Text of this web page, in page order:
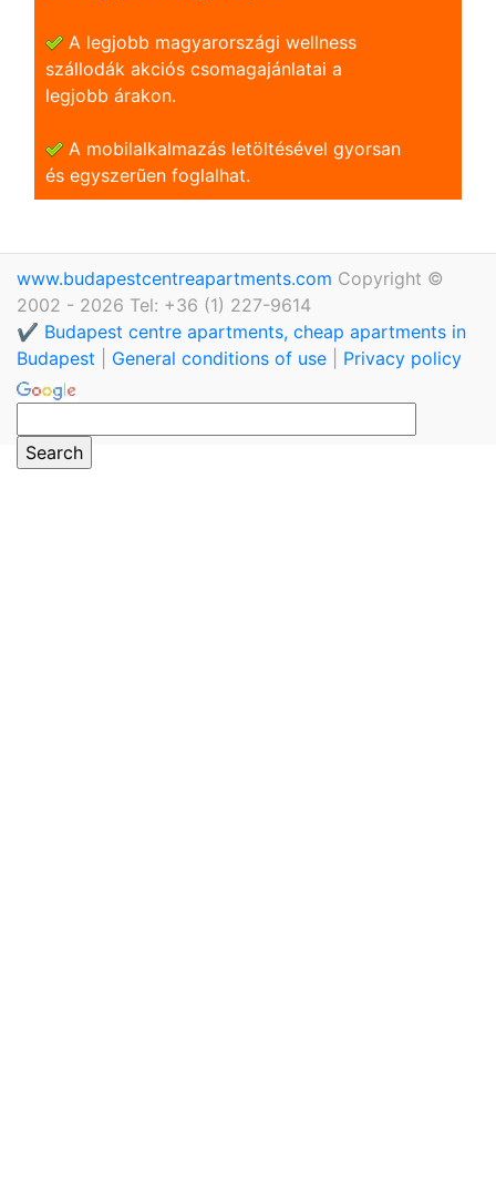
A legjobb magyarországi wellness
szállodák akciós csomagajánlatai a
legjobb árakon.
A mobilalkalmazás letöltésével gyorsan
és egyszerũen foglalhat.
www.budapestcentreapartments.com Copyright ©
2002 - 2026 Tel: +36 (1) 227-9614
✔️ Budapest centre apartments, cheap apartments in
Budapest
General conditions of use Privacy policy